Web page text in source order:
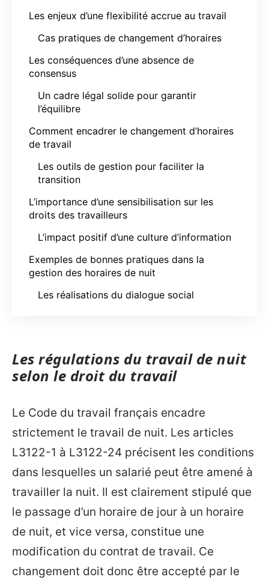
Les enjeux d’une flexibilité accrue au travail
Cas pratiques de changement d’horaires
Les conséquences d’une absence de
consensus
Un cadre légal solide pour garantir
l’équilibre
Comment encadrer le changement d’horaires
de travail
Les outils de gestion pour faciliter la
transition
L’importance d’une sensibilisation sur les
droits des travailleurs
L’impact positif d’une culture d’information
Exemples de bonnes pratiques dans la
gestion des horaires de nuit
Les réalisations du dialogue social
Les régulations du travail de nuit
selon le droit du travail
Le Code du travail français encadre
strictement le travail de nuit. Les articles
L3122-1 à L3122-24 précisent les conditions
dans lesquelles un salarié peut être amené à
travailler la nuit. Il est clairement stipulé que
le passage d’un horaire de jour à un horaire
de nuit, et vice versa, constitue une
modification du contrat de travail. Ce
changement doit donc être accepté par le